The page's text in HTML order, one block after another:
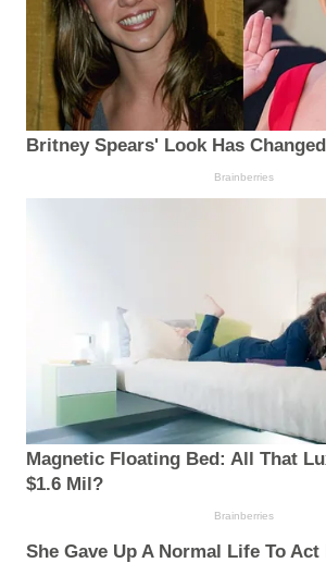
Britney Spears' Look Has
Brainberries
Magnetic Floating Bed: All That
$1.6 Mil?
Brainberries
She Gave Up A Normal Life To Act